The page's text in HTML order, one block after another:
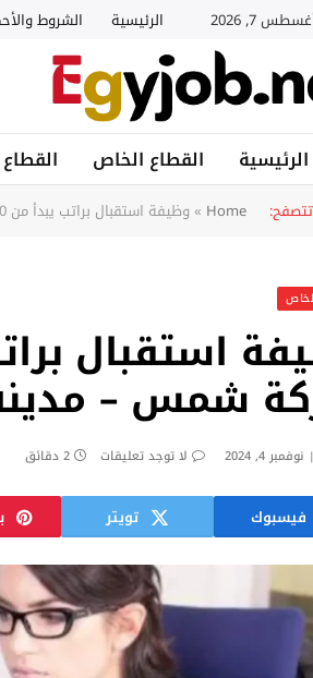
7, 2026 الرئيسية الشروط
الرئيسية القطاع الخاص
Home
» وظيفة استقبال براتب يبدأ من 5000 جنيه في شركة شمس – مدينة العبور، القاهرة
شمس – مدينة
نوفمبر 4, 2024 لا توجد تعليقات 2 دقائق
فيسبوك تويتر